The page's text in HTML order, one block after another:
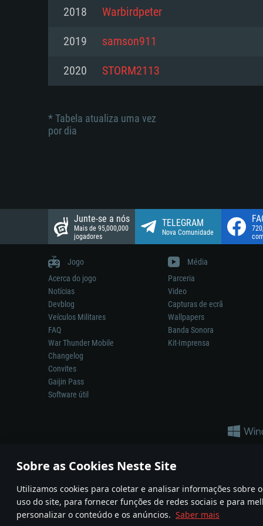
Sobre as Cookies Neste Site
Utilizamos cookies para coletar e analisar informações sobre
uso do site, para fornecer funções de redes sociais e para
personalizar o conteúdo e os anúncios. Saber mais
Disco: 23,1 GB
Network: Internet de banda larga.
Disco: 21,5 GB
Network: Internet de banda larga.
Disco: 21,5 GB
2018 Warbirdpeter
2019 samson911
2020 STORM2113
* Tabela atualiza uma vez
por dia
Junte-se a nós
Mais de 95,000,000
jogadores
TELEGRAM
Nova Comunidade
Jogo
Acerca do jogo
Notícias
Devblog
Veículos Militares
FAQ
War Thunder Mobile
Changelog
Convites
Gaijin Pass
Software útil
Média
Parceria
Video
Capturas de ecrã
Wallpapers
Banda Sonora
Kit-Imprensa
A reprodução de qualquer sistema de armas ou veículo neste
© 2011—2026 Gaijin Games Kft. All trademarks, logos and brand
Termos e condições Termos de Serviço